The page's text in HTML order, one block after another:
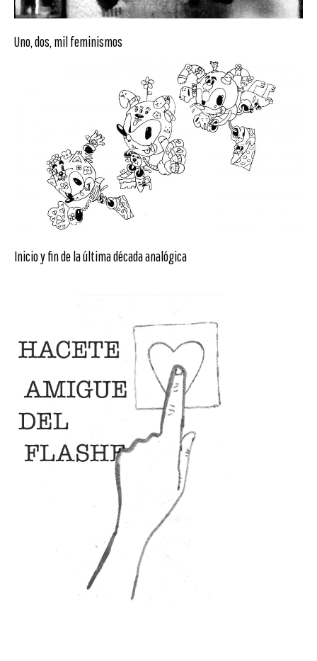
Uno, dos, mil feminismos
Inicio y fin de la última década analógica